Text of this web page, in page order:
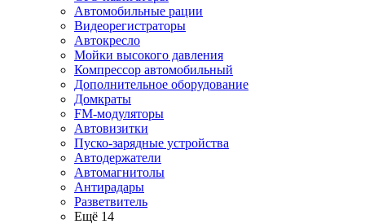
Автомобильные рации
Видеорегистраторы
Автокресло
Мойки высокого давления
Компрессор автомобильный
Дополнительное оборудование
Домкраты
FM-модуляторы
Автовизитки
Пуско-зарядные устройства
Автодержатели
Автомагнитолы
Антирадары
Разветвитель
Ещё 14